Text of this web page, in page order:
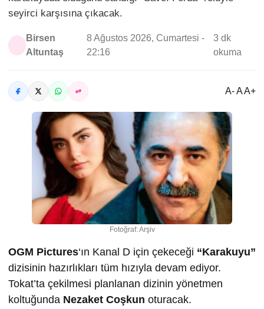
seyirci karşısına çıkacak.
Birsen
Altuntaş
8 Ağustos 2026, Cumartesi -
22:16
3 dk
okuma
A- A A+
Fotoğraf: Arşiv
OGM Pictures‘ın Kanal D için çekeceği “Karakuyu”
dizisinin hazırlıkları tüm hızıyla devam ediyor.
Tokat’ta çekilmesi planlanan dizinin yönetmen
koltuğunda Nezaket Coşkun oturacak.